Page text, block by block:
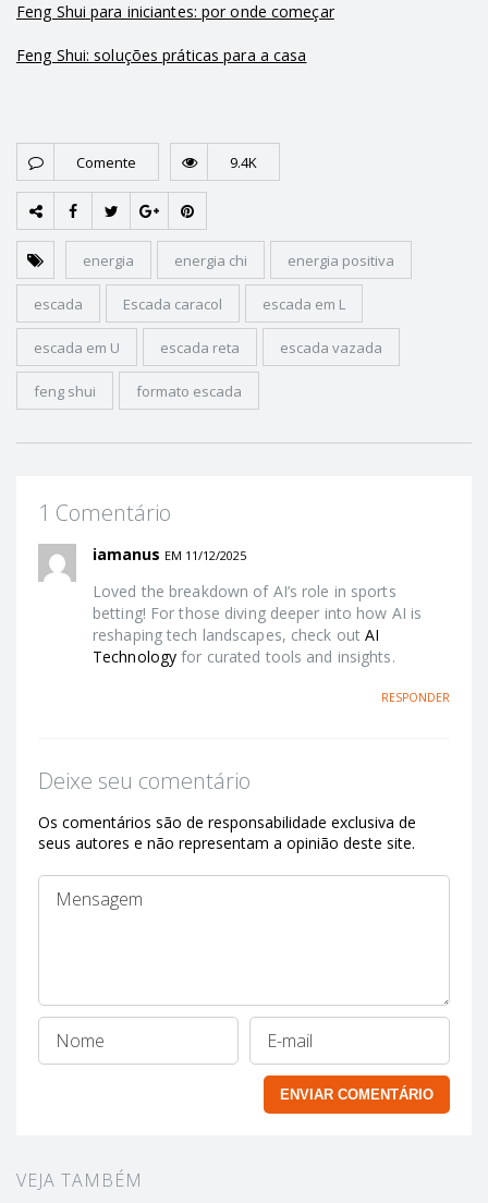
Feng Shui para iniciantes: por onde começar
Feng Shui: soluções práticas para a casa
Comente 9.4K
energia energia chi energia positiva
escada Escada caracol escada em L
escada em U escada reta escada vazada
feng shui formato escada
1 Comentário
iamanus EM 11/12/2025
Loved the breakdown of AI’s role in sports
betting! For those diving deeper into how AI is
reshaping tech landscapes, check outAI
Technology for curated tools and insights.
RESPONDER
Deixe seu comentário
Os comentários são de responsabilidade exclusiva de
seus autores e não representam a opinião deste site.
VEJA TAMBÉM